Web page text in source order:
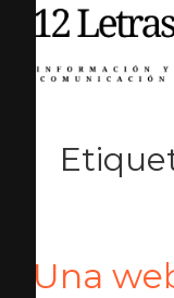
Una